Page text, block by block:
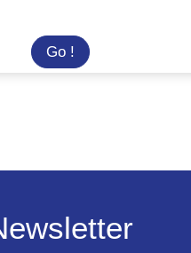
Go !Immersion
dans
Amazonie